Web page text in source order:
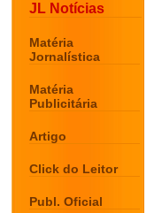
JL Notícias
Matéria
Jornalística
Matéria
Publicitária
Artigo
Click do Leitor
Publ. Oficial